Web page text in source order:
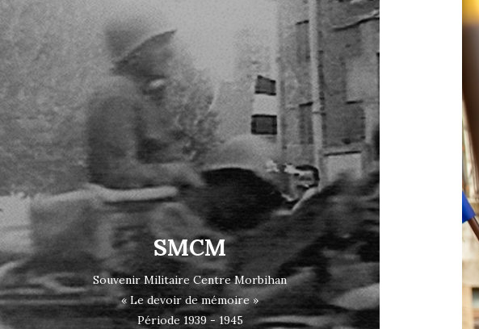
SMCM
Souvenir Militaire Centre Morbihan
« Le devoir de mémoire »
Période 1939 - 1945